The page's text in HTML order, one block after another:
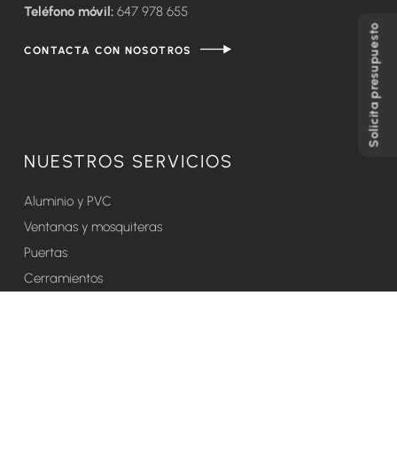
Solicita presupuesto
Teléfono móvil: 647 978 655
CONTACTA CON NOSOTROS
NUESTROS SERVICIOS
Aluminio y PVC
Ventanas y mosquiteras
Puertas
Cerramientos